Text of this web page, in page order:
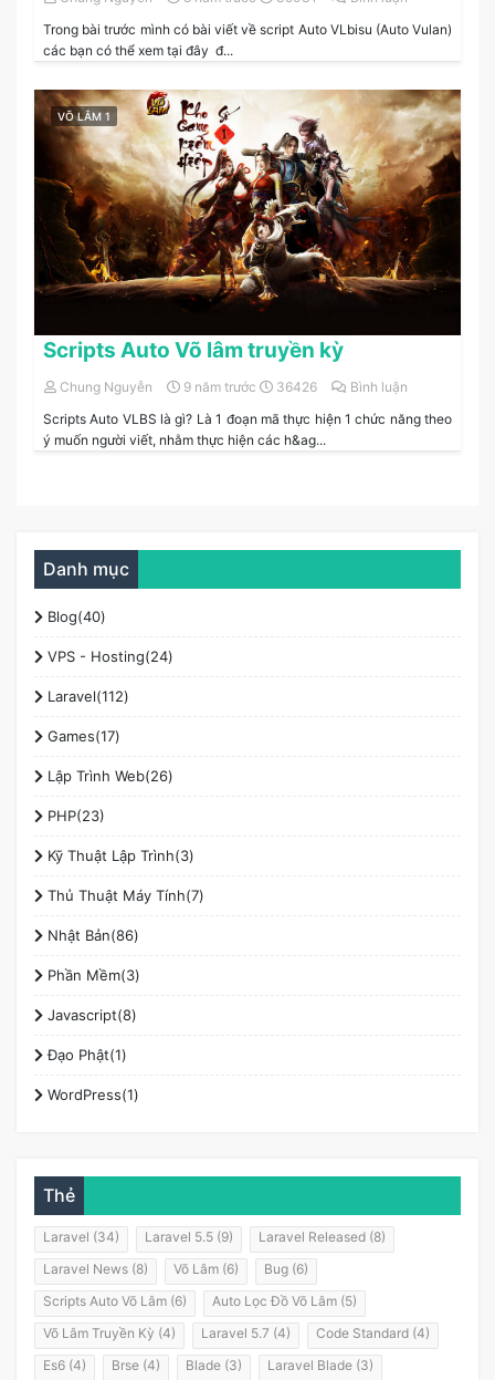
Trong bài trước mình có bài viết về script Auto VLbisu (Auto Vulan)
các bạn có thể xem tại đây đ...
VÕ LÂM 1
Scripts Auto Võ lâm truyền kỳ
Chung Nguyễn 9 năm trước 36426
Bình luận
Scripts Auto VLBS là gì? Là 1 đoạn mã thực hiện 1 chức năng theo
ý muốn người viết, nhằm thực hiện các h&ag...
Danh mục
Blog(40)
VPS - Hosting(24)
Laravel(112)
Games(17)
Lập Trình Web(26)
PHP(23)
Kỹ Thuật Lập Trình(3)
Thủ Thuật Máy Tính(7)
Nhật Bản(86)
Phần Mềm(3)
Javascript(8)
Đạo Phật(1)
WordPress(1)
Thẻ
Laravel (34) Laravel 5.5 (9)
Laravel Released (8)
Laravel News (8)
Võ Lâm (6)
Bug (6)
Scripts Auto Võ Lâm (6)
Auto Lọc Đồ Võ Lâm (5)
Võ Lâm Truyền Kỳ (4)
Laravel 5.7 (4)
Code Standard (4)
Es6 (4)
Brse (4) Blade (3)
Laravel Blade (3)